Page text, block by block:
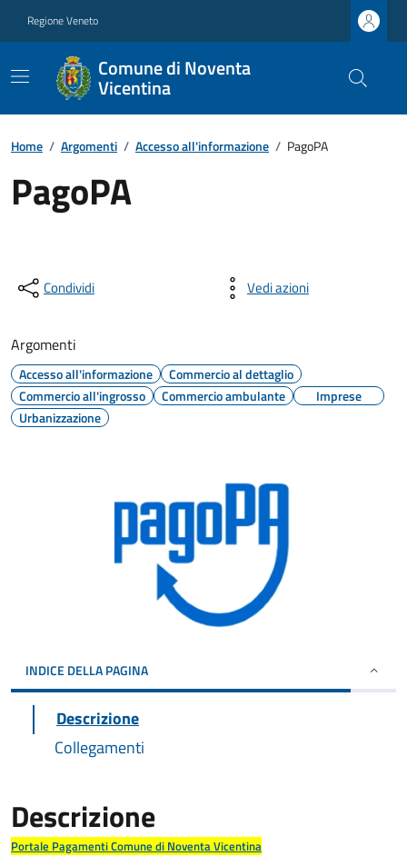
Regione Veneto
Comune di Noventa
Vicentina
Home / Argomenti / Accesso all'informazione / PagoPA
PagoPA
Condividi Vedi azioni
Argomenti
Accesso all'informazione
Commercio al dettaglio
Commercio all'ingrosso
Commercio ambulante
Imprese
Urbanizzazione
INDICE DELLA PAGINA
Descrizione
Collegamenti
Descrizione
Portale Pagamenti Comune di Noventa Vicentina